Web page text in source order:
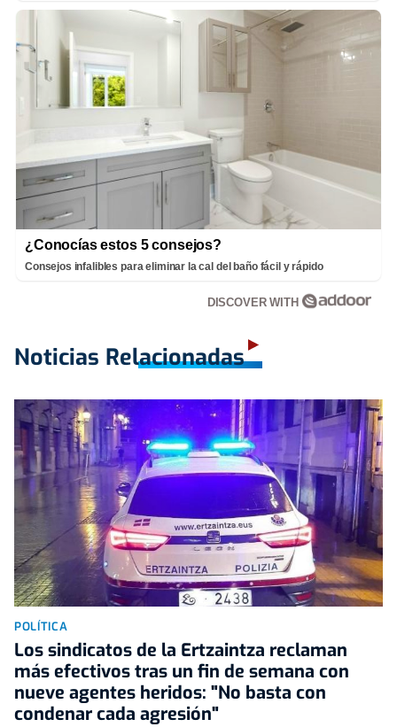
¿Conocías estos 5 consejos?
Consejos infalibles para eliminar la cal del baño fácil y rápido
DISCOVER WITH
Noticias Relacionadas
POLÍTICA
Los sindicatos de la Ertzaintza reclaman
más efectivos tras un fin de semana con
nueve agentes heridos: "No basta con
condenar cada agresión"